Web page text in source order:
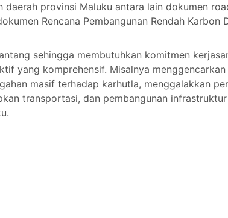
provinsi Maluku antara lain dokumen
Rencana Pembangunan Rendah Karbon
sehingga membutuhkan komitmen
yang komprehensif. Misalnya
masif terhadap karhutla, menggalakkan
transportasi, dan pembangunan